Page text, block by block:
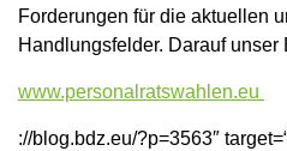
Forderungen für die aktuellen
Handlungsfelder. Darauf unser
www.personalratswahlen.eu
://blog.bdz.eu/?p=3563″